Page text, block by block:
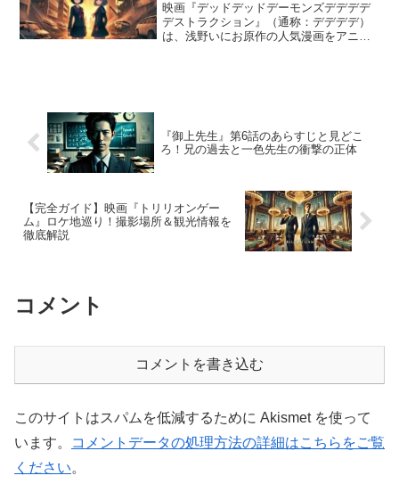
映画『デッドデッドデーモンズデデデデ
デストラクション』（通称：デデデデ）
は、浅野いにお原作の人気漫画をアニメ
『御上先生』第6話のあらすじと見どこ
ろ！兄の過去と一色先生の衝撃の正体
【完全ガイド】映画『トリリオンゲー
ム』ロケ地巡り！撮影場所＆観光情報を
徹底解説
コメント
コメントを書き込む
このサイトはスパムを低減するために Akismet を使って
います。
コメントデータの処理方法の詳細はこちらをご覧
ください。